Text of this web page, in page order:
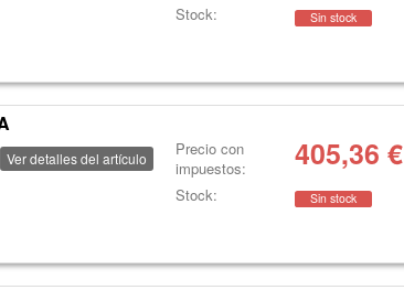
Stock: Sin stock
Ver detalles del artículo
Precio con
impuestos:
405,36 €
Stock: Sin stock